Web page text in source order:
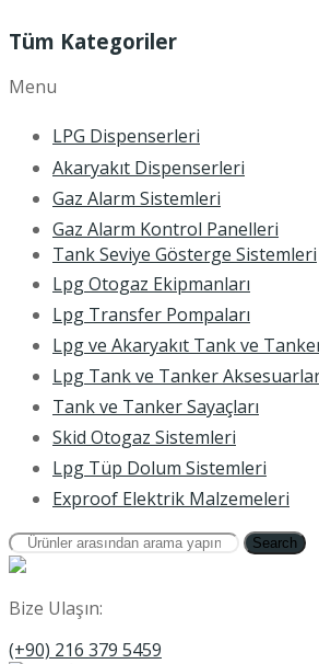
Tüm Kategoriler
Menu
LPG Dispenserleri
Akaryakıt Dispenserleri
Gaz Alarm Sistemleri
Gaz Alarm Kontrol Panelleri
Tank Seviye Gösterge Sistemleri
Lpg Otogaz Ekipmanları
Lpg Transfer Pompaları
Lpg ve Akaryakıt Tank ve
Lpg Tank ve Tanker
Tank ve Tanker Sayaçları
Skid Otogaz Sistemleri
Lpg Tüp Dolum Sistemleri
Exproof Elektrik Malzemeleri
Search
Bize Ulaşın:
(+90) 216 379 5459